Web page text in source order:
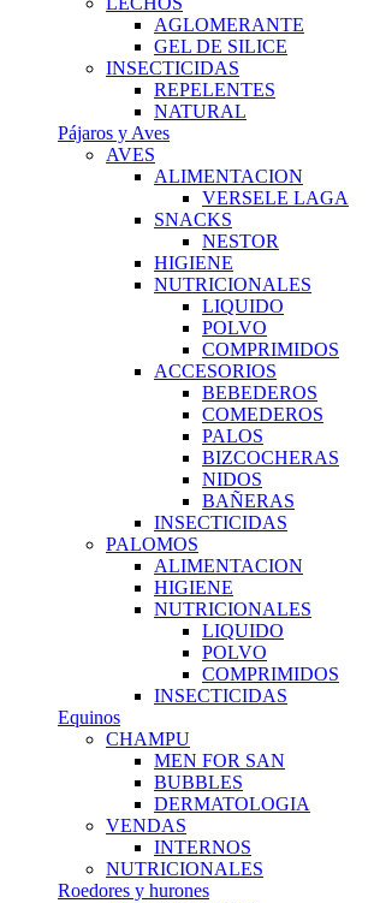
AGLOMERANTE
GEL DE SILICE
INSECTICIDAS
REPELENTES
NATURAL
Pájaros y Aves
AVES
ALIMENTACION
VERSELE LAGA
SNACKS
NESTOR
HIGIENE
NUTRICIONALES
LIQUIDO
POLVO
COMPRIMIDOS
ACCESORIOS
BEBEDEROS
COMEDEROS
PALOS
BIZCOCHERAS
NIDOS
BAÑERAS
INSECTICIDAS
PALOMOS
ALIMENTACION
HIGIENE
NUTRICIONALES
LIQUIDO
POLVO
COMPRIMIDOS
INSECTICIDAS
Equinos
CHAMPU
MEN FOR SAN
BUBBLES
DERMATOLOGIA
VENDAS
INTERNOS
NUTRICIONALES
Roedores y hurones